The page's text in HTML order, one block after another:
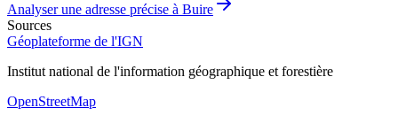
Analyser une adresse précise à Buire
Sources
Géoplateforme de l'IGN
Institut national de l'information géographique et forestière
OpenStreetMap